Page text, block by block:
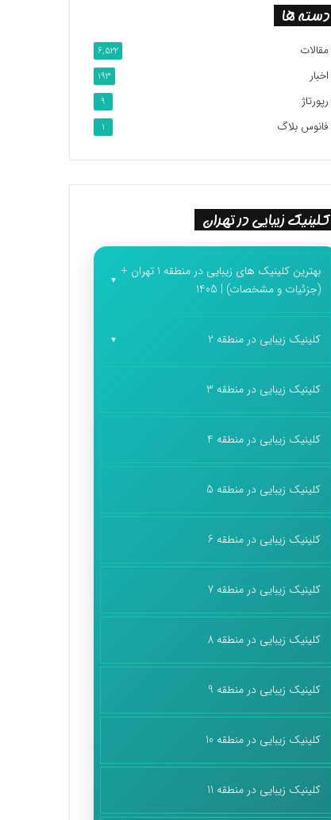
دسته ها
مقالات 6,522
اخبار 193
رپورتاژ 9
فانوس بلاگ 1
کلینیک زیبایی در تهران
بهترین کلینیک های زیبایی در منطقه 1 تهران +
(جزئیات و مشخصات) | 1405
کلینیک زیبایی در منطقه 2
کلینیک زیبایی در منطقه 3
کلینیک زیبایی در منطقه 4
کلینیک زیبایی در منطقه 5
کلینیک زیبایی در منطقه 6
کلینیک زیبایی در منطقه 7
کلینیک زیبایی در منطقه 8
کلینیک زیبایی در منطقه 9
کلینیک زیبایی در منطقه 10
کلینیک زیبایی در منطقه 11